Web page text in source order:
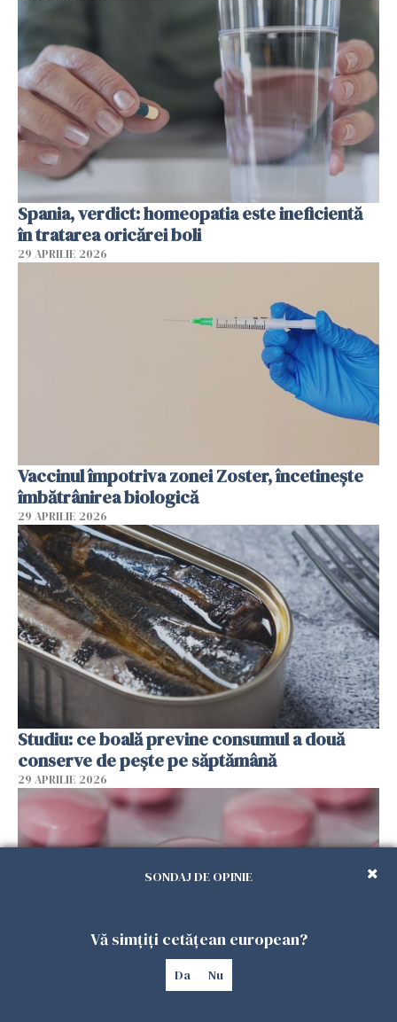
Spania, verdict: homeopatia este ineficientă
în tratarea oricărei boli
29 APRILIE 2026
Vaccinul împotriva zonei Zoster, încetinește
îmbătrânirea biologică
29 APRILIE 2026
Studiu: ce boală previne consumul a două
conserve de pește pe săptămână
29 APRILIE 2026
SONDAJ DE OPINIE
Vă simțiți cetățean european?
Da Nu